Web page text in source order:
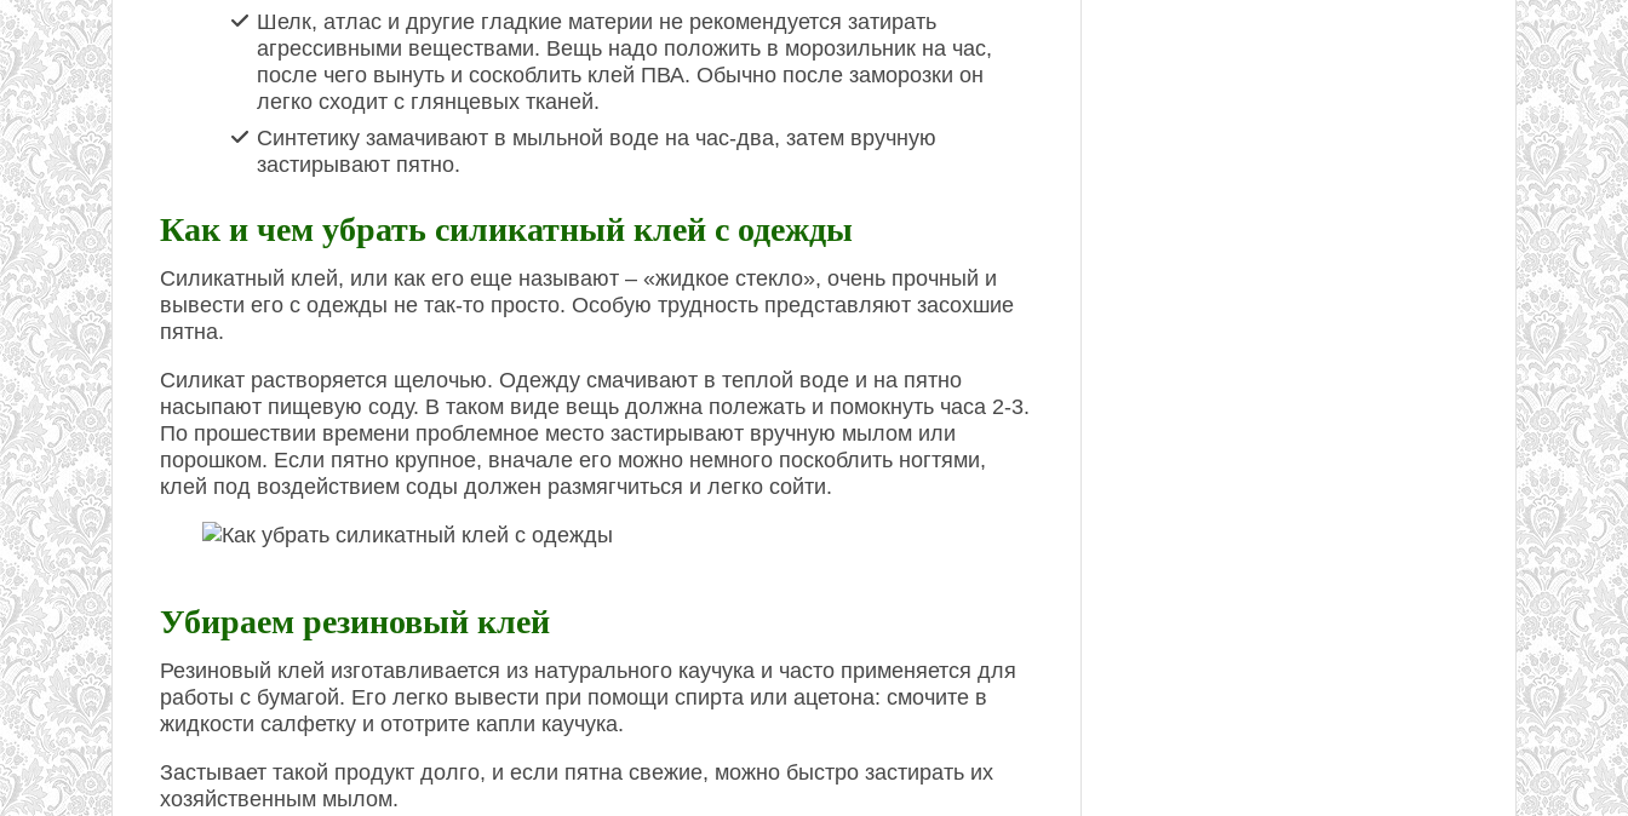
Шелк, атлас и другие гладкие материи не рекомендуется затирать
агрессивными веществами. Вещь надо положить в морозильник на час,
после чего вынуть и соскоблить клей ПВА. Обычно после заморозки он
легко сходит с глянцевых тканей.
Синтетику замачивают в мыльной воде на час-два, затем вручную
застирывают пятно.
Как и чем убрать силикатный клей с одежды
Силикатный клей, или как его еще называют – «жидкое стекло», очень прочный и
вывести его с одежды не так-то просто. Особую трудность представляют засохшие
пятна.
Силикат растворяется щелочью. Одежду смачивают в теплой воде и на пятно
насыпают пищевую соду. В таком виде вещь должна полежать и помокнуть часа 2-3.
По прошествии времени проблемное место застирывают вручную мылом или
порошком. Если пятно крупное, вначале его можно немного поскоблить ногтями,
клей под воздействием соды должен размягчиться и легко сойти.
Убираем резиновый клей
Резиновый клей изготавливается из натурального каучука и часто применяется для
работы с бумагой. Его легко вывести при помощи спирта или ацетона: смочите в
жидкости салфетку и ототрите капли каучука.
Застывает такой продукт долго, и если пятна свежие, можно быстро застирать их
хозяйственным мылом.